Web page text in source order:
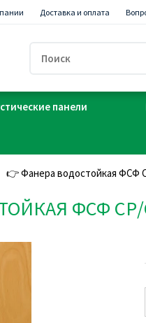
Доставка и оплата
панели
👉 Фанера водостойкая ФСФ
ФСФ СР/